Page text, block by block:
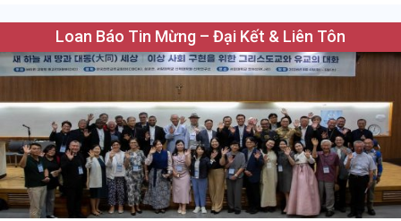
Loan Báo Tin Mừng – Đại Kết & Liên Tôn